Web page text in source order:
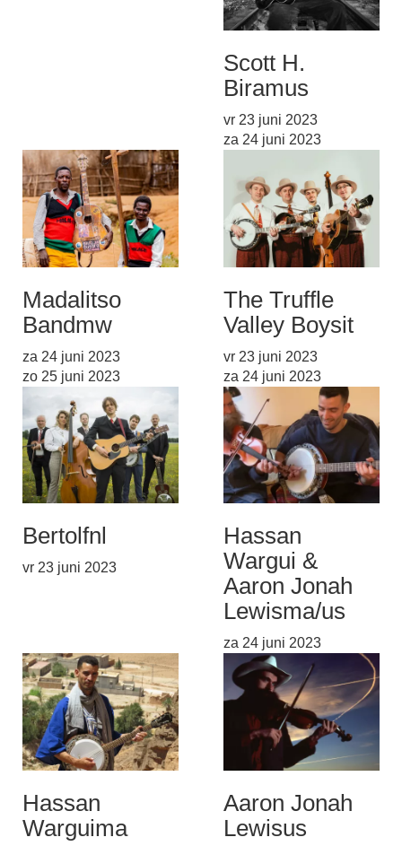
Scott H.
Biramus
vr 23 juni 2023
za 24 juni 2023
Madalitso
Bandmw
za 24 juni 2023
zo 25 juni 2023
The Truffle
Valley Boysit
vr 23 juni 2023
za 24 juni 2023
Bertolfnl
vr 23 juni 2023
Hassan
Wargui &
Aaron Jonah
Lewisma/us
za 24 juni 2023
Hassan
Warguima
Aaron Jonah
Lewisus